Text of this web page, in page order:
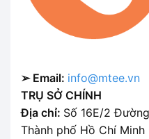
➢ Email: info@mtee.vn
TRỤ SỞ CHÍNH
Địa chỉ: Số 16E/2
Thành phố Hồ Chí Minh